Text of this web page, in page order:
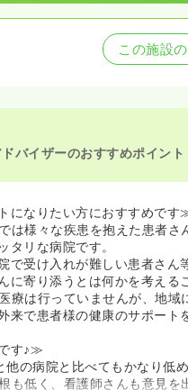
この施設
バイザーのおすすめポイント
になりたい方におすすめです
は様々な疾患を抱えた患者さ
タリな病院です。
で受け入れが難しい患者さ
に寄り添うとは何かを考える
療は行っていませんが、地域
来で患者様の健康のサポー
す♪≫
の病院と比べてもかなり低
も低く、看護師さんも意見を